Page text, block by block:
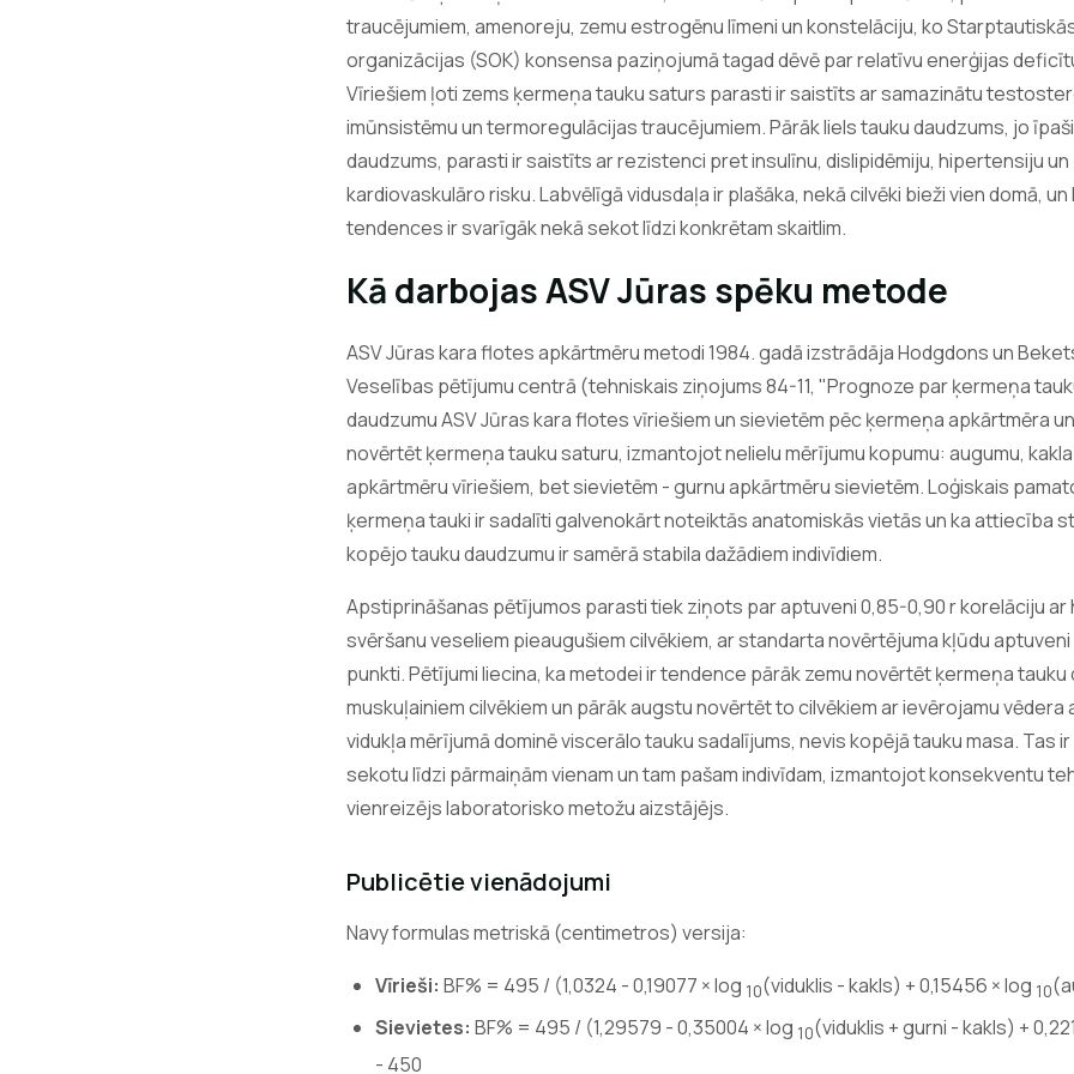
traucējumiem, amenoreju, zemu estrogēnu līmeni un konstelāciju, ko
organizācijas (SOK) konsensa paziņojumā tagad dēvē par relatīvu enerģijas
Vīriešiem ļoti zems ķermeņa tauku saturs parasti ir saistīts ar samazinātu
imūnsistēmu un termoregulācijas traucējumiem. Pārāk liels tauku daudzums, jo
daudzums, parasti ir saistīts ar rezistenci pret insulīnu, dislipidēmiju, hipertensiju
kardiovaskulāro risku. Labvēlīgā vidusdaļa ir plašāka, nekā cilvēki bieži vien domā,
tendences ir svarīgāk nekā sekot līdzi konkrētam skaitlim.
Kā darbojas ASV Jūras spēku metode
ASV Jūras kara flotes apkārtmēru metodi 1984. gadā izstrādāja Hodgdons un
Veselības pētījumu centrā (tehniskais ziņojums 84-11, "Prognoze par ķermeņa
daudzumu ASV Jūras kara flotes vīriešiem un sievietēm pēc ķermeņa apkārtmēra
novērtēt ķermeņa tauku saturu, izmantojot nelielu mērījumu kopumu: augumu,
apkārtmēru vīriešiem, bet sievietēm - gurnu apkārtmēru sievietēm. Loģiskais
ķermeņa tauki ir sadalīti galvenokārt noteiktās anatomiskās vietās un ka attiecība
kopējo tauku daudzumu ir samērā stabila dažādiem indivīdiem.
Apstiprināšanas pētījumos parasti tiek ziņots par aptuveni 0,85-0,90 r korelāciju
svēršanu veseliem pieaugušiem cilvēkiem, ar standarta novērtējuma kļūdu
punkti. Pētījumi liecina, ka metodei ir tendence pārāk zemu novērtēt ķermeņa tauku
muskuļainiem cilvēkiem un pārāk augstu novērtēt to cilvēkiem ar ievērojamu
vidukļa mērījumā dominē viscerālo tauku sadalījums, nevis kopējā tauku masa. Tas
sekotu līdzi pārmaiņām vienam un tam pašam indivīdam, izmantojot konsekventu
vienreizējs laboratorisko metožu aizstājējs.
Publicētie vienādojumi
Navy formulas metriskā (centimetros) versija:
Vīrieši: BF% = 495 / (1,0324 - 0,19077 × log 10(viduklis - kakls) + 0,15456 × log 10
Sievietes: BF% = 495 / (1,29579 - 0,35004 × log 10(viduklis + gurni - kakls) +
- 450